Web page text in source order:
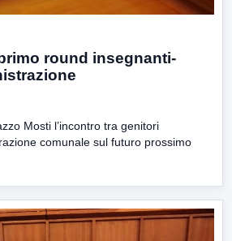
round insegnanti-
Mosti l’incontro tra genitori
comunale sul futuro prossimo